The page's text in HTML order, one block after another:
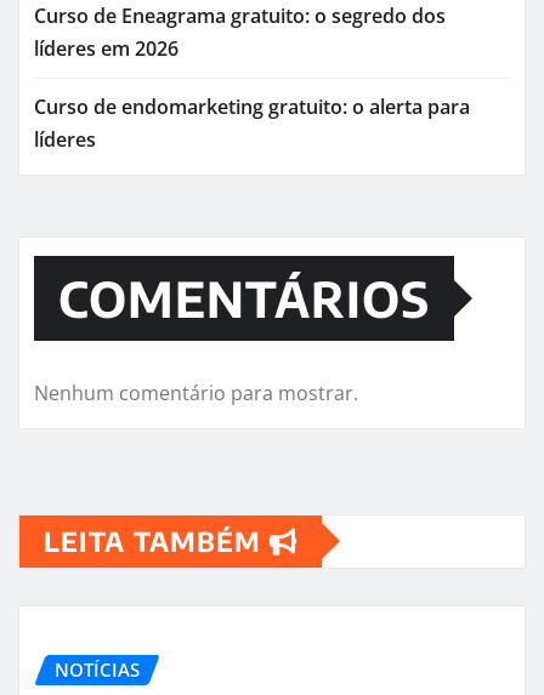
Curso de Eneagrama gratuito: o segredo dos
líderes em 2026
Curso de endomarketing gratuito: o alerta para
líderes
COMENTÁRIOS
Nenhum comentário para mostrar.
LEITA TAMBÉM
NOTÍCIAS